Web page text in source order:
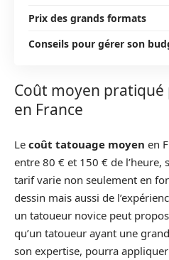
Prix des grands formats
Conseils pour gérer son
Coût moyen
en France
Le coût tatouage moyen en
entre 80 € et 150 € de l’heure,
tarif varie non seulement en
dessin mais aussi de
un tatoueur novice peut
qu’un tatoueur ayant une
son expertise, pourra